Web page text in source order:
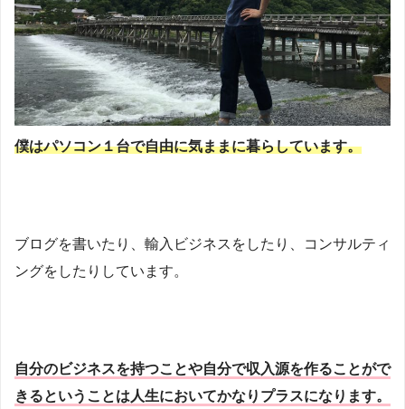
僕はパソコン１台で自由に気ままに暮らしています。
ブログを書いたり、輸入ビジネスをしたり、コンサルティ
ングをしたりしています。
自分のビジネスを持つことや自分で収入源を作ることがで
きるということは人生においてかなりプラスになります。